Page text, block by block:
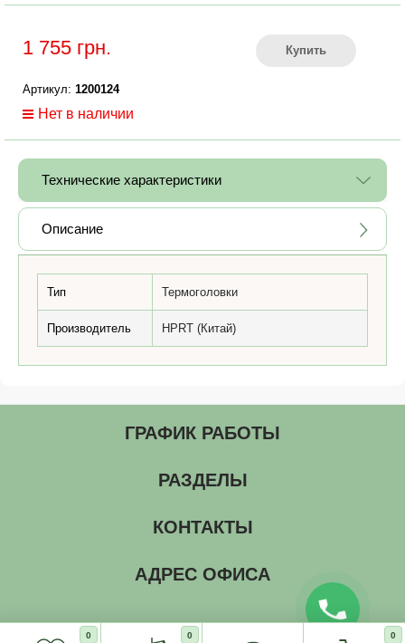
0 0 0
1 755 грн. Купить
Артикул: 1200124
Нет в наличии
Технические характеристики
Описание
Тип Термоголовки
Производитель HPRT (Китай)
ГРАФИК РАБОТЫ
РАЗДЕЛЫ
КОНТАКТЫ
АДРЕС ОФИСА